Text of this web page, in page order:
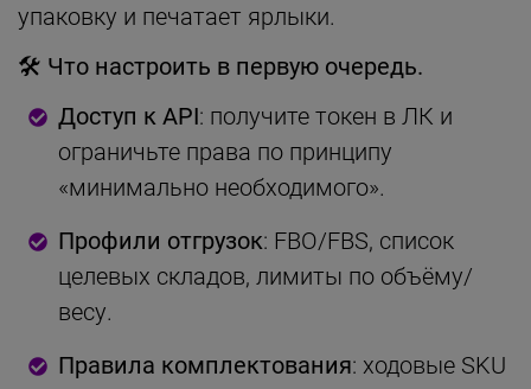
упаковку и печатает ярлыки.
🛠 Что настроить в первую очередь.
Доступ к API: получите токен в ЛК и
ограничьте права по принципу
«минимально необходимого».
Профили отгрузок: FBO/FBS, список
целевых складов, лимиты по объёму/
весу.
Правила комплектования: ходовые SKU